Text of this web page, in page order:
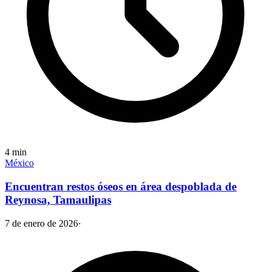
4 min
México
Encuentran restos óseos en área despoblada de
Reynosa, Tamaulipas
7 de enero de 2026·